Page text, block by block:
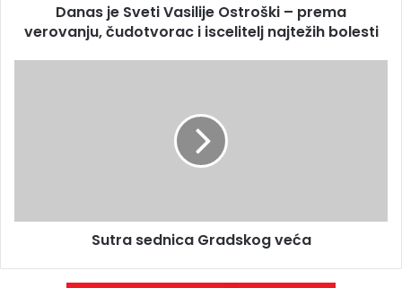
Danas je Sveti Vasilije Ostroški – prema
verovanju, čudotvorac i iscelitelj najtežih bolesti
Sutra sednica Gradskog veća